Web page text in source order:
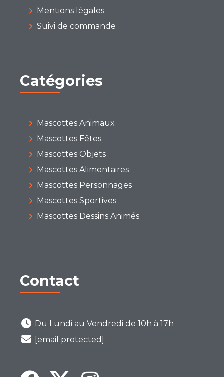
Mentions légales
Suivi de commande
Catégories
Mascottes Animaux
Mascottes Fêtes
Mascottes Objets
Mascottes Alimentaires
Mascottes Personnages
Mascottes Sportives
Mascottes Dessins Animés
Contact
Du Lundi au Vendredi de 10h à 17h
[email protected]